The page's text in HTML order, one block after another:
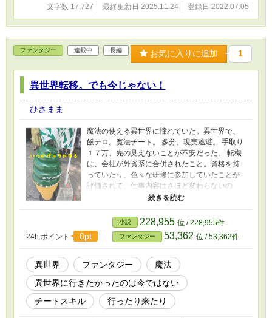
文字数 17,727 最終更新日 2025.11.24 登録日 2022.07.05
ファンタジー 連載中 長編 お気に入りに追加 1
異世界転移。でも今じゃない！
ひさまま
魔法の使える異世界に憧れていた。異世界で、
飯テロ。魔法チート。 多分、現実逃避。 手取り
１７万、先の見えないことが不安だった。 転機
は、会社が外資系に合併されたこと。資格を持
っていたり、色々な研修に参加していたことが
評価されて、仕事内容はさほど変わらないの
に、お給料が倍近くなった。 たまに外食する機
会も増えて、親に仕送りも出来るようになっ
た。 後数年したら、マンションを買って猫も買
えるかも！と、恋愛面は寂しいままだったけ
ど、将来の見通しが明るくなってきた。 だか
ら、今じゃない異世界転移！
24h.ポイント 0pt
小説 228,955 位 / 228,955件
ファンタジー 53,362 位 / 53,362件
異世界 ファンタジー
魔法
異世界に行きたかったのは今ではない
チートスキル
行ったり来たり